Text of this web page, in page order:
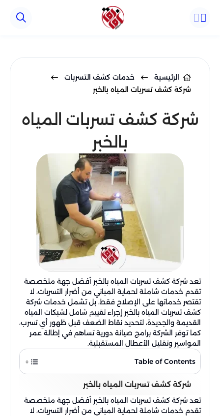
الرئيسية
خدمات كشف التسربات
شركة كشف تسربات المياه بالخبر
شركة كشف تسربات المياه
بالخبر
تعد شركة كشف تسربات المياه بالخبر أفضل جهة متخصصة
تقدم خدمات شاملة لحماية المباني من أضرار التسربات، لا
تقتصر خدماتها على الإصلاح فقط، بل تشمل خدمات شركة
كشف تسربات المياه بالخبر إجراء تقييم شامل لشبكات المياه
القديمة والجديدة، لتحديد نقاط الضعف قبل ظهور أي تسرب،
كما توفر الشركة برامج صيانة دورية تساهم في إطالة عمر
المواسير وتقليل الأعطال المستقبلية.
Table of Contents
شركة كشف تسربات المياه بالخبر
تعد شركة كشف تسربات المياه بالخبر أفضل جهة متخصصة
تقدم خدمات شاملة لحماية المباني من أضرار التسربات، لا